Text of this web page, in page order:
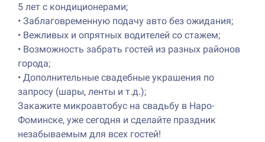
5 лет с кондиционерами;
• Заблаговременную подачу авто без ожидания;
• Вежливых и опрятных водителей со стажем;
• Возможность забрать гостей из разных районов
города;
• Дополнительные свадебные украшения по
запросу (шары, ленты и т.д.);
Закажите микроавтобус на свадьбу в Наро-
Фоминске, уже сегодня и сделайте праздник
незабываемым для всех гостей!